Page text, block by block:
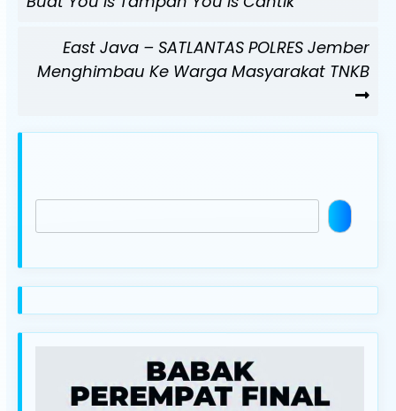
Post
East Java – SATLANTAS POLRES Jember
Menghimbau Ke Warga Masyarakat TNKB